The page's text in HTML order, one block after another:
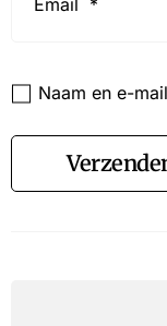
Naam en e-